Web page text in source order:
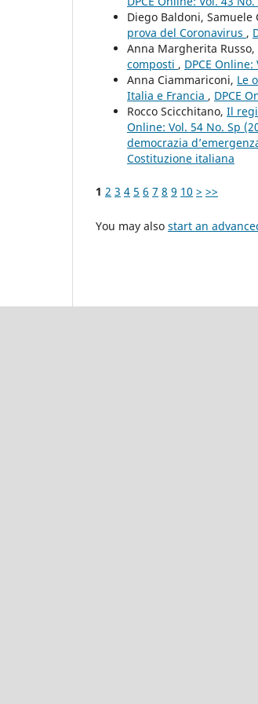
Diego Baldoni, Samuele
prova del Coronavirus ,
Anna Margherita Russo,
composti , DPCE Online:
Anna Ciammariconi, Le
Italia e Francia , DPCE
Rocco Scicchitano, Il
Online: Vol. 54 No. Sp
democrazia
Costituzione italiana
1 2 3 4 5 6 7 8 9 10 > >>
You may also start an